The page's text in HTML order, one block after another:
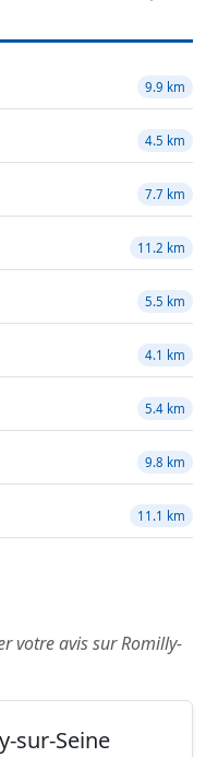
9.9 km
4.5 km
7.7 km
11.2 km
5.5 km
4.1 km
5.4 km
9.8 km
11.1 km
votre avis sur Romilly-
sur-Seine